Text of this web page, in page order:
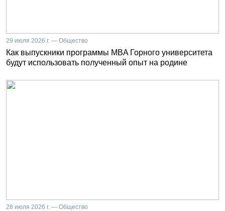
29 июля 2026 г. — Общество
Как выпускники программы MBA Горного университета
будут использовать полученный опыт на родине
28 июля 2026 г. — Общество